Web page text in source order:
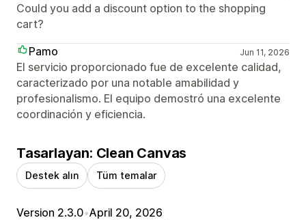
Could you add a discount option to the shopping
cart?
Pamo
Jun 11, 2026
El servicio proporcionado fue de excelente calidad,
caracterizado por una notable amabilidad y
profesionalismo. El equipo demostró una excelente
coordinación y eficiencia.
Tasarlayan: Clean Canvas
Destek alın Tüm temalar
Version 2.3.0•April 20, 2026